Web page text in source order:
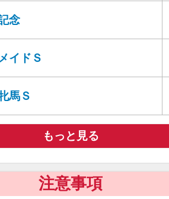
念
イドＳ
馬Ｓ
もっと見る
注意事項